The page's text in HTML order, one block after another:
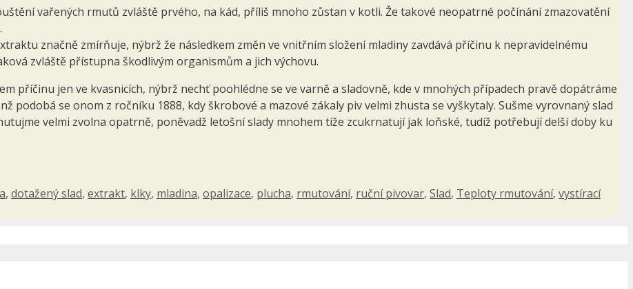
vařených rmutů zvláště prvého, na kád, příliš mnoho zůstan v kotli. Že takové neopatrné počínání zmazovatění
značně zmírňuje, nýbrž že následkem změn ve vnitřním složení mladiny zavdává příčinu k nepravidelnému
zvláště přístupna škodlivým organismům a jich výchovu.
příčinu jen ve kvasnicích, nýbrž nechť poohlédne se ve varně a sladovně, kde v mnohých případech pravě dopátráme
podobá se onom z ročníku 1888, kdy škrobové a mazové zákaly piv velmi zhusta se vyškytaly. Sušme vyrovnaný slad
velmi zvolna opatrně, poněvadž letošní slady mnohem tíže zcukrnatují jak loňské, tudíž potřebují delší doby ku
, dotažený slad, extrakt, klky, mladina, opalizace, plucha, rmutování, ruční pivovar, Slad, Teploty rmutování, vystírací